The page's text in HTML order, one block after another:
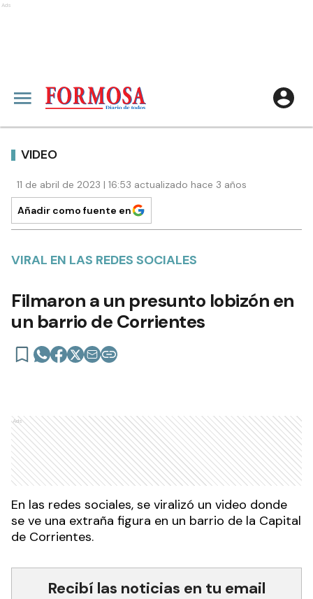
Ads
VIDEO
11 de abril de 2023 | 16:53 actualizado hace 3 años
Añadir como fuente en
VIRAL EN LAS REDES SOCIALES
Filmaron a un presunto lobizón en
un barrio de Corrientes
Ads
En las redes sociales, se viralizó un video donde
se ve una extraña figura en un barrio de la Capital
de Corrientes.
Recibí las noticias en tu email